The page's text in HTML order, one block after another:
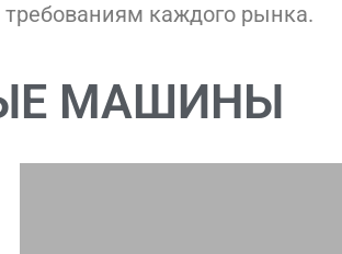
каждого рынка.
МАШИНЫ